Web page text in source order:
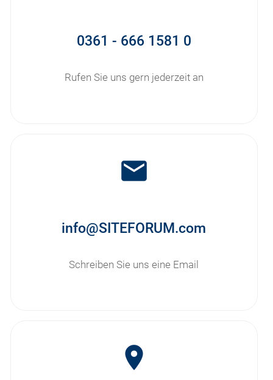
0361 - 666 1581 0
Rufen Sie uns gern jederzeit an
mail
info@SITEFORUM.com
Schreiben Sie uns eine Email
room